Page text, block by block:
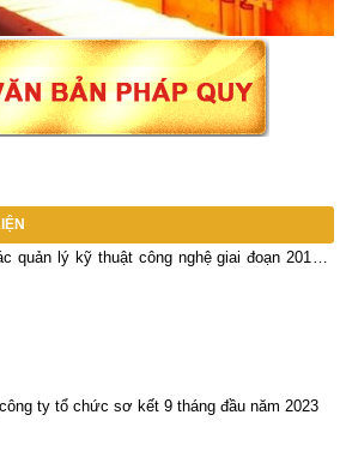
quản lý kỹ thuật công nghệ giai đoạn 2017 –
ty tổ chức sơ kết 9 tháng đầu năm 2023